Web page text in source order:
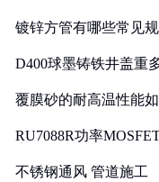
镀锌方管有哪些常见
D400球墨铸铁井盖重
覆膜砂的耐高温性能
RU7088R功率
不锈钢通风 管道施工